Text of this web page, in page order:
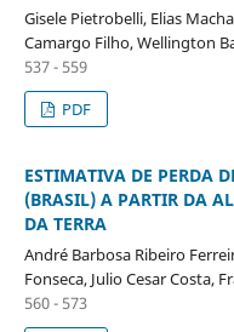
Gisele Pietrobelli, Elias
Camargo Filho, Wellington
537 - 559
PDF
ESTIMATIVA DE PERDA
(BRASIL) A PARTIR DA
DA TERRA
André Barbosa Ribeiro
Fonseca, Julio Cesar Costa,
560 - 573